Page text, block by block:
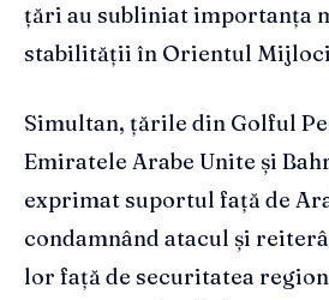
țări au subliniat importanța
stabilității în Orientul
Simultan, țările din Golful
Emiratele Arabe Unite și
exprimat suportul față de
condamnând atacul și
lor față de securitatea